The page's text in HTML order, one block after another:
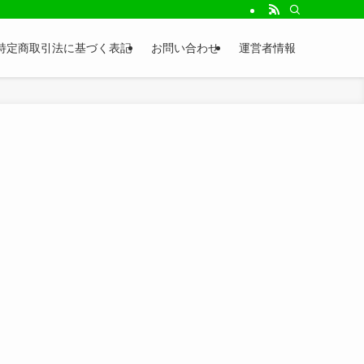
定商取引法に基づく表記 お問い合わせ 運営者情報